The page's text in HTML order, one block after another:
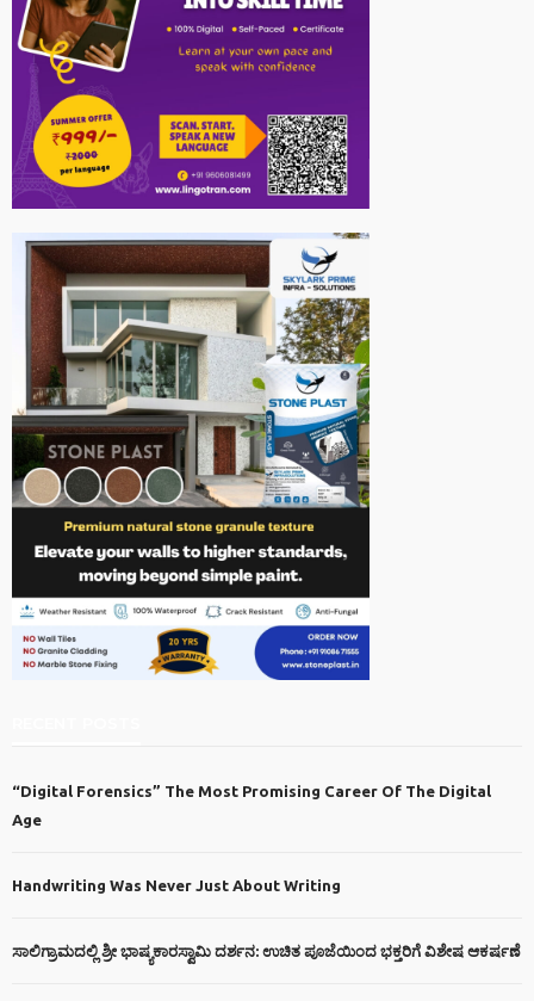
“Digital Forensics” The Most Promising Career Of The Digital
Age
Handwriting Was Never Just About Writing
ಸಾಲಿಗ್ರಾಮದಲ್ಲಿ ಶ್ರೀ ಭಾಷ್ಯಕಾರಸ್ವಾಮಿ ದರ್ಶನ: ಉಚಿತ ಪೂಜೆಯಿಂದ ಭಕ್ತರಿಗೆ ವಿಶೇಷ ಆಕರ್ಷಣೆ